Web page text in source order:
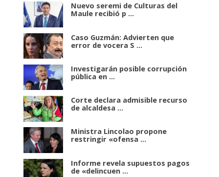
Nuevo seremi de Culturas del
Maule recibió p ...
Caso Guzmán: Advierten que
error de vocera S ...
Investigarán posible corrupción
pública en ...
Corte declara admisible recurso
de alcaldesa ...
Ministra Lincolao propone
restringir «ofensa ...
Informe revela supuestos pagos
de «delincuen ...